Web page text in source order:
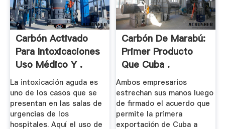
Carbón Activado
Para Intoxicaciones
Uso Médico Y .
La intoxicación aguda es
uno de los casos que se
presentan en las salas de
urgencias de los
hospitales. Aquí el uso de
Carbón De Marabú:
Primer Producto
Que Cuba .
Ambos empresarios
estrechan sus manos luego
de firmado el acuerdo que
permite la primera
exportación de Cuba a